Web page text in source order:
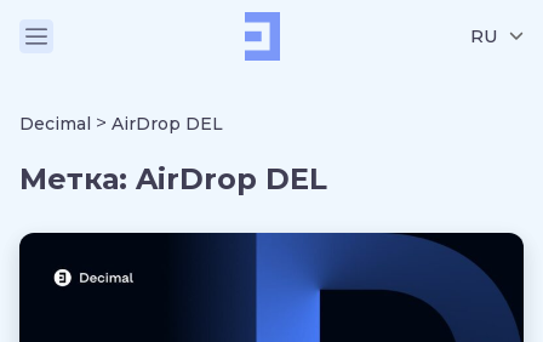
RU
Decimal > AirDrop DEL
Метка: AirDrop DEL